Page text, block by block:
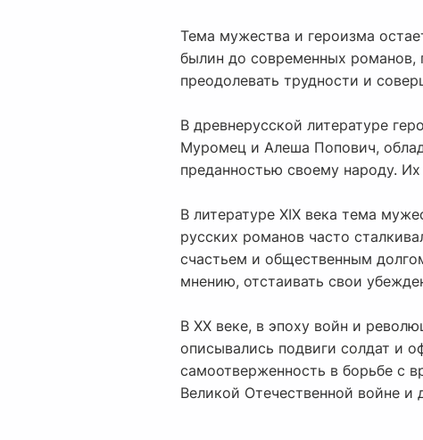
Тема мужества и героизма
былин до современных романов,
преодолевать трудности и
В древнерусской литературе
Муромец и Алеша Попович,
преданностью своему народу.
В литературе XIX века тема
русских романов часто
счастьем и общественным
мнению, отстаивать свои
В XX веке, в эпоху войн и
описывались подвиги солдат и
самоотверженность в борьбе с
Великой Отечественной войне и